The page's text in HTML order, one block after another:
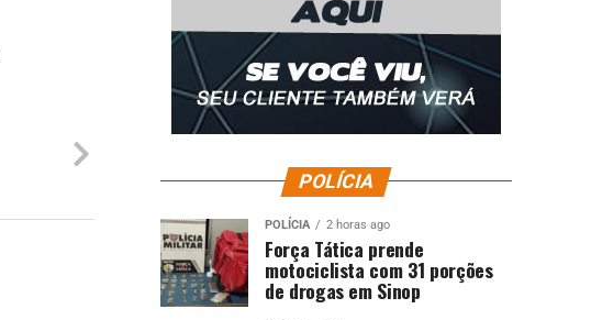
POLÍCIA
POLÍCIA 2 horas ago
Força Tática prende
motociclista com 31 porções
de drogas em Sinop